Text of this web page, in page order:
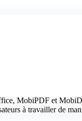
MobiPDF et
à travailler de